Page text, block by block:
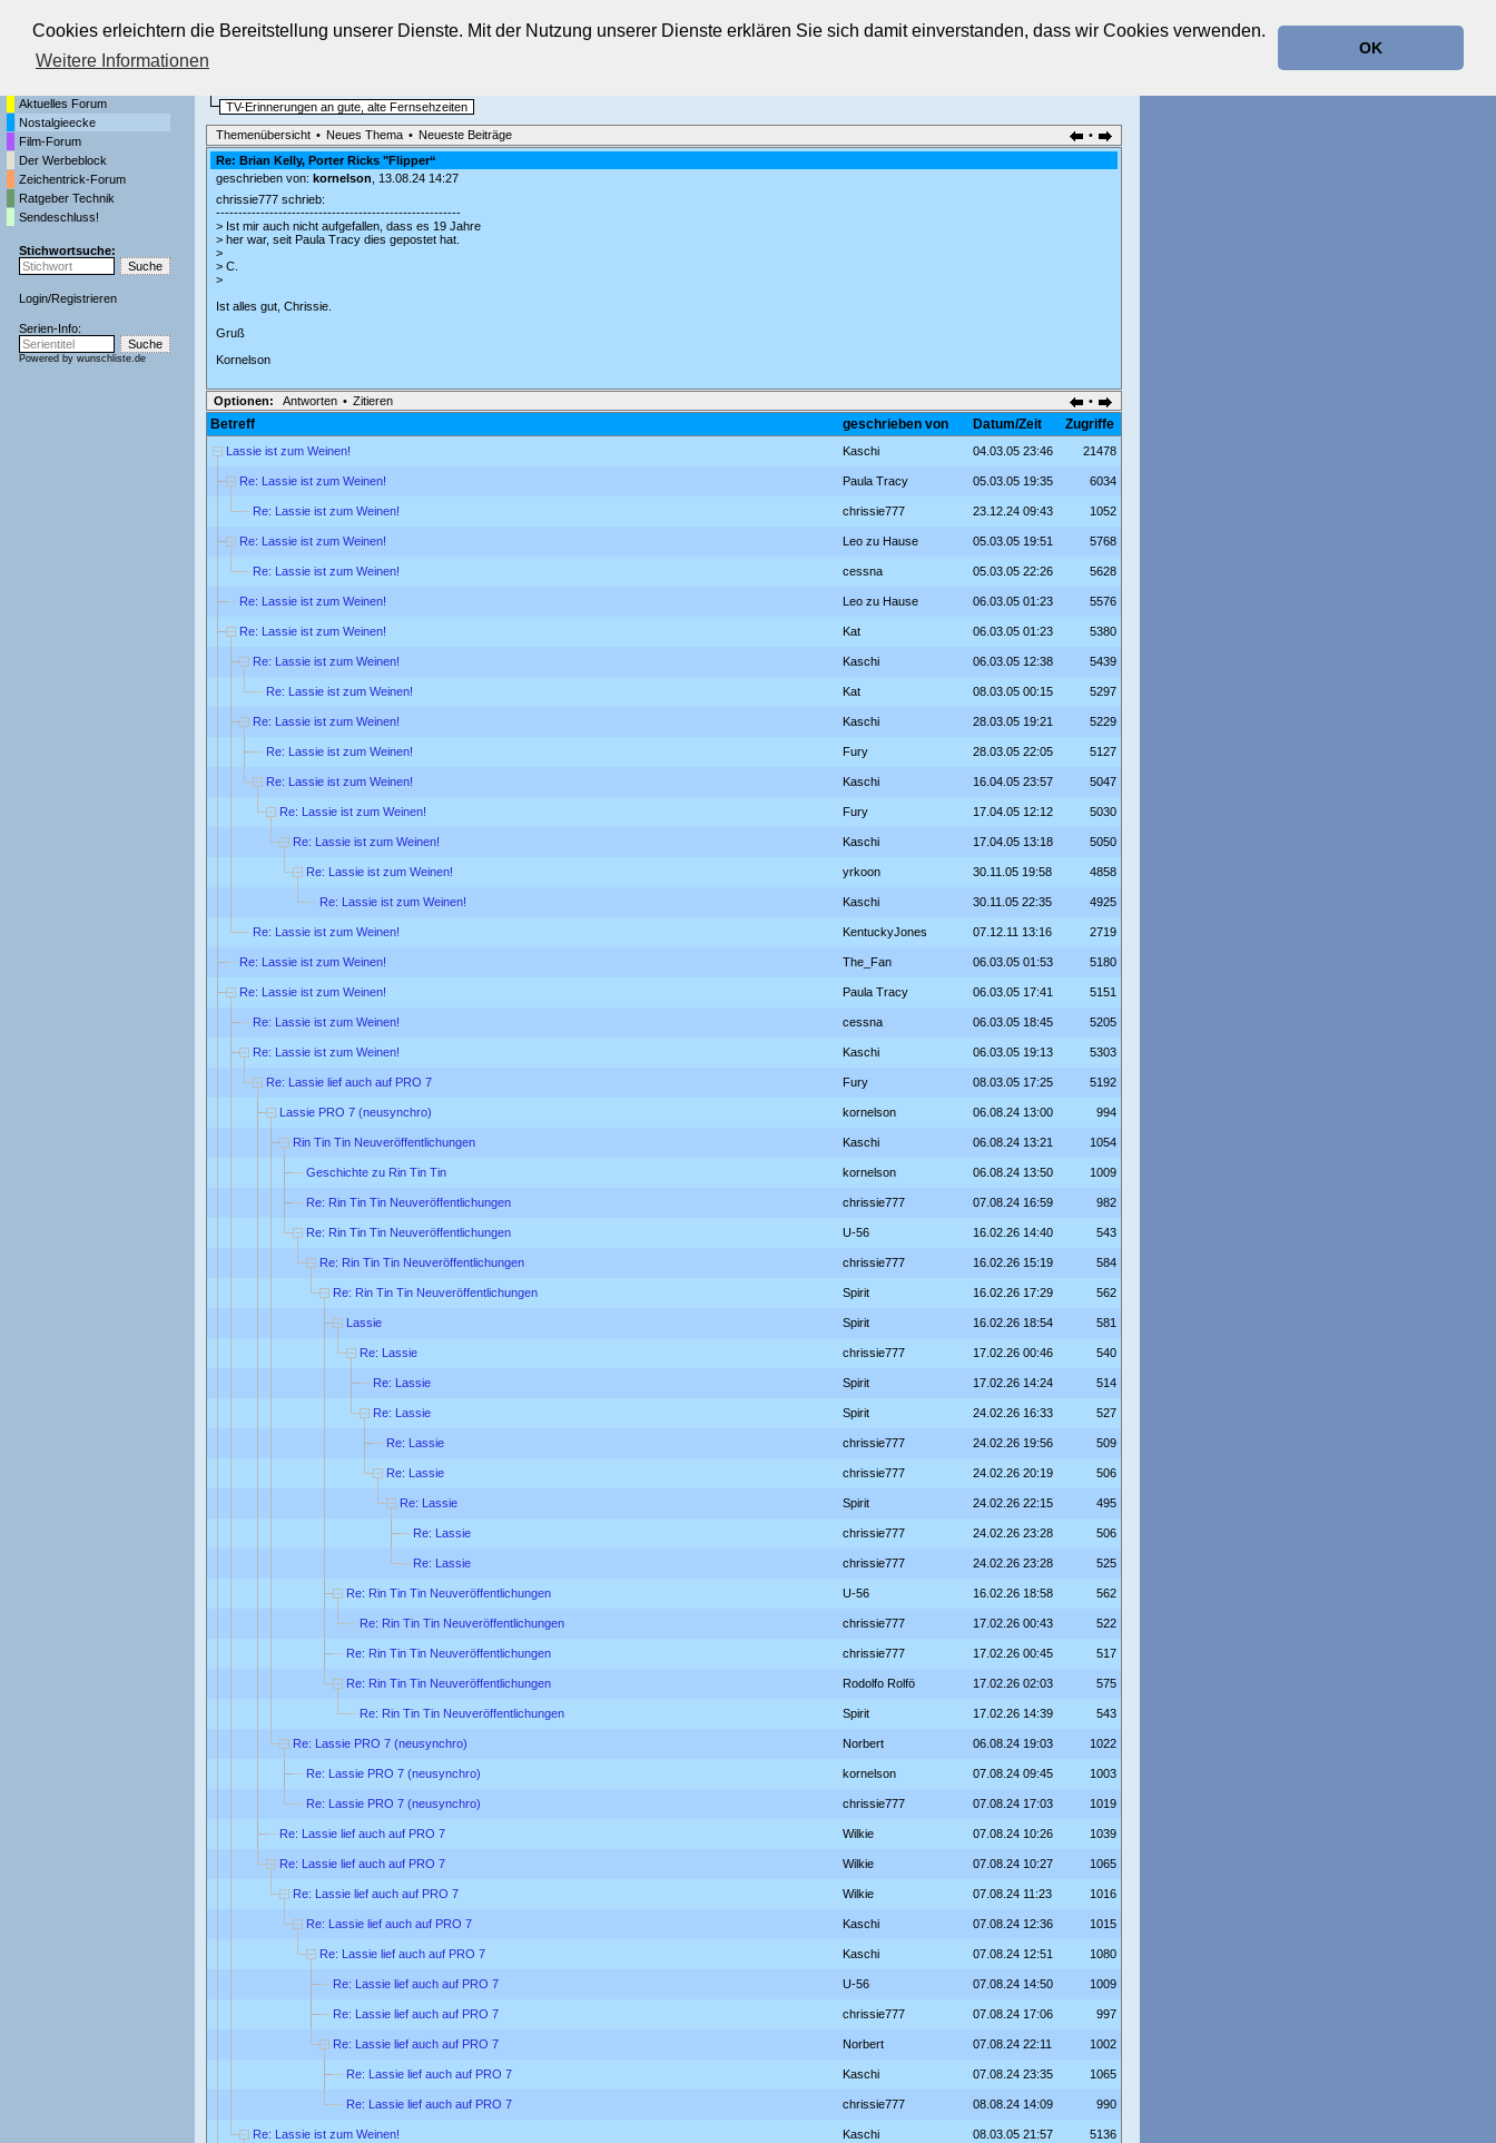
Cookies erleichtern die Bereitstellung unserer Dienste. Mit der Nutzung unserer Dienste erklären Sie sich damit einverstanden, dass wir Cookies verwenden.
Weitere Informationen
OK
Die Fernseh-Diskussionsforen von
Aktuelles Forum
Nostalgieecke
Film-Forum
Der Werbeblock
Zeichentrick-Forum
Ratgeber Technik
Sendeschluss!
Stichwortsuche:
Login/Registrieren
Serien-Info:
Powered by wunschliste.de
TV-Erinnerungen an gute, alte Fernsehzeiten
Themenübersicht • Neues Thema • Neueste Beiträge
•
Re: Brian Kelly, Porter Ricks "Flipper“
geschrieben von: kornelson, 13.08.24 14:27
chrissie777 schrieb:
-------------------------------------------------------
> Ist mir auch nicht aufgefallen, dass es 19 Jahre
> her war, seit Paula Tracy dies gepostet hat.
>
> C.
>
Ist alles gut, Chrissie.
Gruß
Kornelson
•
Optionen: Antworten • Zitieren
Betreff geschrieben von Datum/Zeit Zugriffe
Lassie ist zum Weinen! Kaschi 04.03.05 23:46 21478
Re: Lassie ist zum Weinen! Paula Tracy 05.03.05 19:35 6034
Re: Lassie ist zum Weinen! chrissie777 23.12.24 09:43 1052
Re: Lassie ist zum Weinen! Leo zu Hause 05.03.05 19:51 5768
Re: Lassie ist zum Weinen! cessna 05.03.05 22:26 5628
Re: Lassie ist zum Weinen! Leo zu Hause 06.03.05 01:23 5576
Re: Lassie ist zum Weinen! Kat 06.03.05 01:23 5380
Re: Lassie ist zum Weinen! Kaschi 06.03.05 12:38 5439
Re: Lassie ist zum Weinen! Kat 08.03.05 00:15 5297
Re: Lassie ist zum Weinen! Kaschi 28.03.05 19:21 5229
Re: Lassie ist zum Weinen! Fury 28.03.05 22:05 5127
Re: Lassie ist zum Weinen! Kaschi 16.04.05 23:57 5047
Re: Lassie ist zum Weinen! Fury 17.04.05 12:12 5030
Re: Lassie ist zum Weinen! Kaschi 17.04.05 13:18 5050
Re: Lassie ist zum Weinen! yrkoon 30.11.05 19:58 4858
Re: Lassie ist zum Weinen! Kaschi 30.11.05 22:35 4925
Re: Lassie ist zum Weinen! KentuckyJones 07.12.11 13:16 2719
Re: Lassie ist zum Weinen! The_Fan 06.03.05 01:53 5180
Re: Lassie ist zum Weinen! Paula Tracy 06.03.05 17:41 5151
Re: Lassie ist zum Weinen! cessna 06.03.05 18:45 5205
Re: Lassie ist zum Weinen! Kaschi 06.03.05 19:13 5303
Re: Lassie lief auch auf PRO 7 Fury 08.03.05 17:25 5192
Lassie PRO 7 (neusynchro) kornelson 06.08.24 13:00 994
Rin Tin Tin Neuveröffentlichungen Kaschi 06.08.24 13:21 1054
Geschichte zu Rin Tin Tin kornelson 06.08.24 13:50 1009
Re: Rin Tin Tin Neuveröffentlichungen chrissie777 07.08.24 16:59 982
Re: Rin Tin Tin Neuveröffentlichungen U-56 16.02.26 14:40 543
Re: Rin Tin Tin Neuveröffentlichungen chrissie777 16.02.26 15:19 584
Re: Rin Tin Tin Neuveröffentlichungen Spirit 16.02.26 17:29 562
Lassie Spirit 16.02.26 18:54 581
Re: Lassie chrissie777 17.02.26 00:46 540
Re: Lassie Spirit 17.02.26 14:24 514
Re: Lassie Spirit 24.02.26 16:33 527
Re: Lassie chrissie777 24.02.26 19:56 509
Re: Lassie chrissie777 24.02.26 20:19 506
Re: Lassie Spirit 24.02.26 22:15 495
Re: Lassie chrissie777 24.02.26 23:28 506
Re: Lassie chrissie777 24.02.26 23:28 525
Re: Rin Tin Tin Neuveröffentlichungen U-56 16.02.26 18:58 562
Re: Rin Tin Tin Neuveröffentlichungen chrissie777 17.02.26 00:43 522
Re: Rin Tin Tin Neuveröffentlichungen chrissie777 17.02.26 00:45 517
Re: Rin Tin Tin Neuveröffentlichungen Rodolfo Rolfö 17.02.26 02:03 575
Re: Rin Tin Tin Neuveröffentlichungen Spirit 17.02.26 14:39 543
Re: Lassie PRO 7 (neusynchro) Norbert 06.08.24 19:03 1022
Re: Lassie PRO 7 (neusynchro) kornelson 07.08.24 09:45 1003
Re: Lassie PRO 7 (neusynchro) chrissie777 07.08.24 17:03 1019
Re: Lassie lief auch auf PRO 7 Wilkie 07.08.24 10:26 1039
Re: Lassie lief auch auf PRO 7 Wilkie 07.08.24 10:27 1065
Re: Lassie lief auch auf PRO 7 Wilkie 07.08.24 11:23 1016
Re: Lassie lief auch auf PRO 7 Kaschi 07.08.24 12:36 1015
Re: Lassie lief auch auf PRO 7 Kaschi 07.08.24 12:51 1080
Re: Lassie lief auch auf PRO 7 U-56 07.08.24 14:50 1009
Re: Lassie lief auch auf PRO 7 chrissie777 07.08.24 17:06 997
Re: Lassie lief auch auf PRO 7 Norbert 07.08.24 22:11 1002
Re: Lassie lief auch auf PRO 7 Kaschi 07.08.24 23:35 1065
Re: Lassie lief auch auf PRO 7 chrissie777 08.08.24 14:09 990
Re: Lassie ist zum Weinen! Kaschi 08.03.05 21:57 5136